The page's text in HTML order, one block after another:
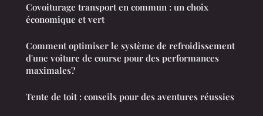
Covoiturage transport en commun : un choix
économique et vert
Comment optimiser le système de refroidissement
d'une voiture de course pour des performances
maximales?
Tente de toit : conseils pour des aventures réussies